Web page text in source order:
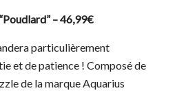
– 46,99€
particulièrement
et de patience ! Composé de
de la marque Aquarius